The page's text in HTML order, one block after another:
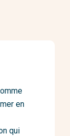
en
qui